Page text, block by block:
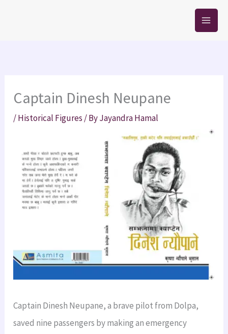
Captain Dinesh Neupane
/Historical Figures / ByJayandra Hamal
Captain Dinesh Neupane, a brave pilot from Dolpa,
saved nine passengers by making an emergency